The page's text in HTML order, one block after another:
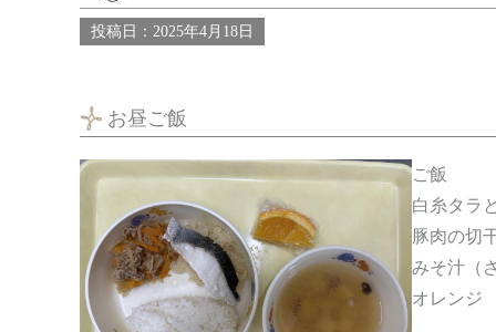
投稿日：2025年4月18日
お昼ご飯
ご飯
白糸タラ
豚肉の切
みそ汁（
オレンジ